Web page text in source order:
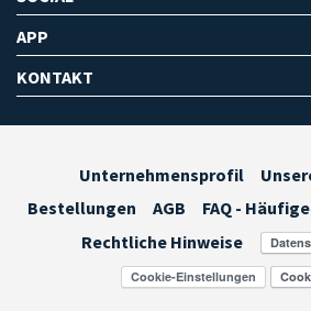
APP
KONTAKT
Unternehmensprofil
Bestellungen
AGB FAQ -
Rechtliche Hinweise
Cookie-Einstellungen